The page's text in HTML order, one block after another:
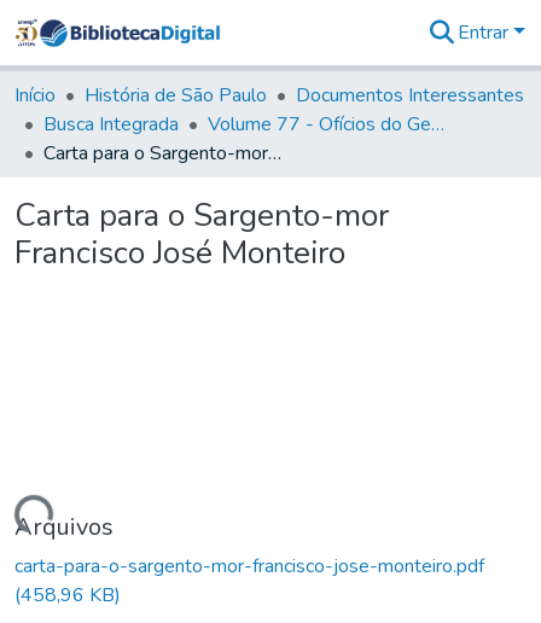
&
Coleções
Tudo na
Biblioteca
Estatísticas
Entrar
Início História de São Paulo
Documentos Interessantes
Busca Integrada
Volume 77 - Ofícios do General Martim Lopes Lobo de Saldanha (Governador da Capitania): 1776-1777
Carta para o Sargento-mor Francisco José Monteiro
Carta para o Sargento-mor
Francisco José Monteiro
Arquivos
carta-para-o-sargento-mor-francisco-jose-monteiro.pdf
(458,96 KB)